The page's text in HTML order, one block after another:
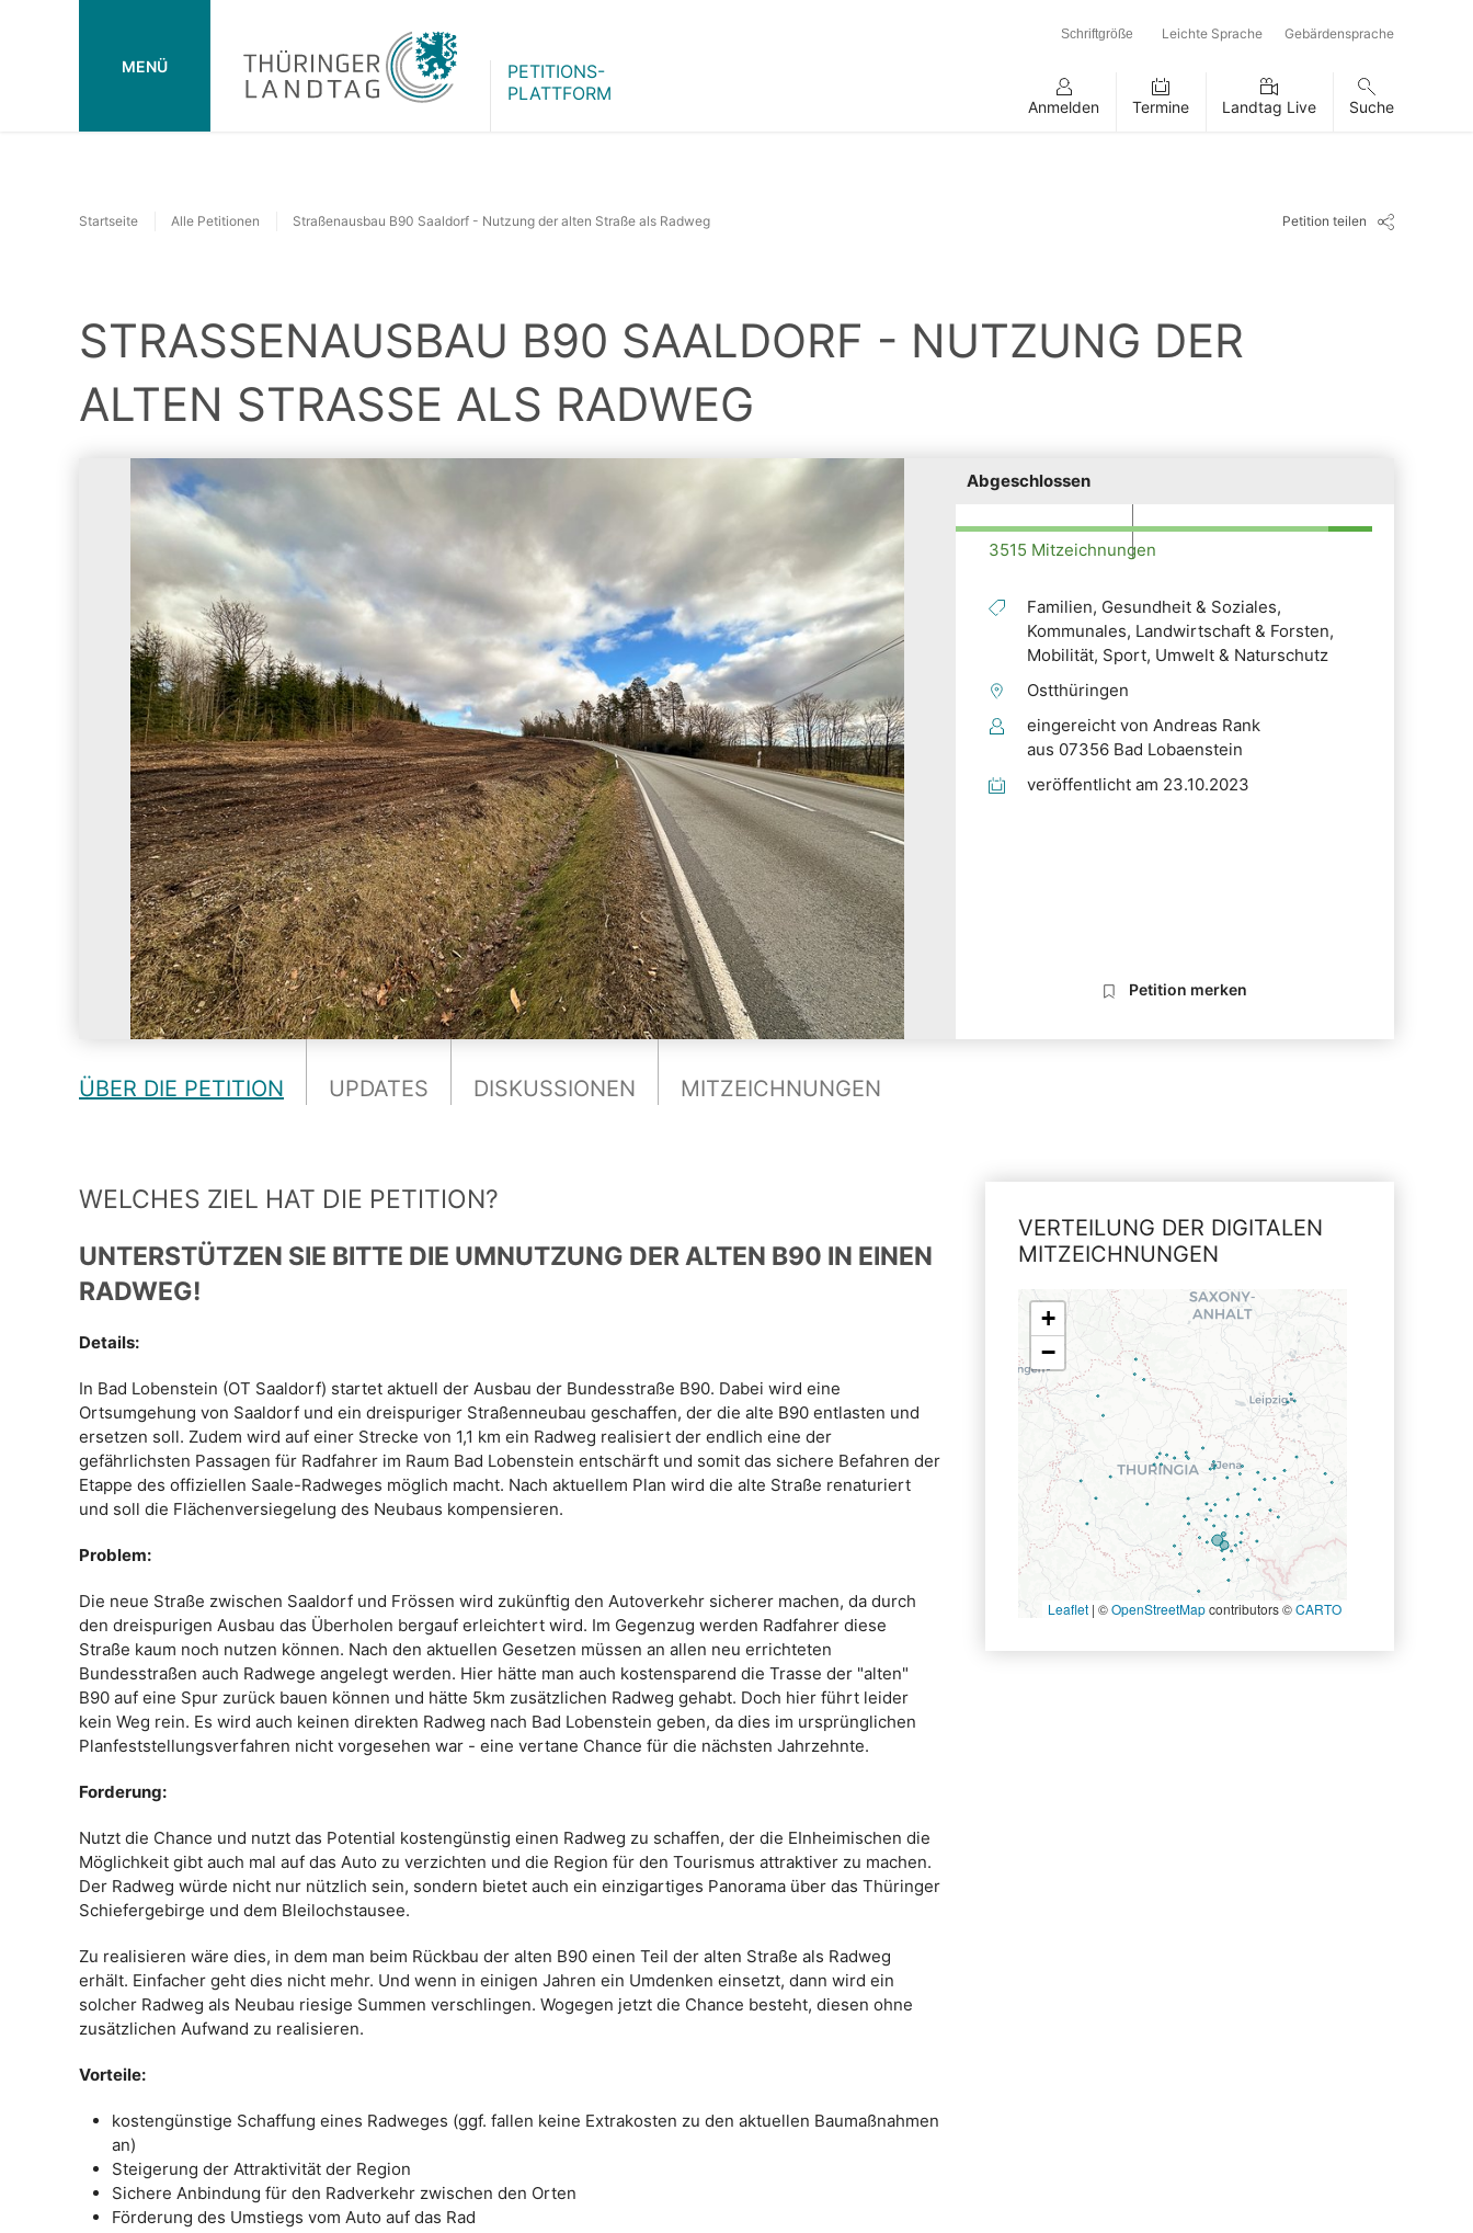
MENÜ
PETITIONS-
PLATTFORM
Schriftgröße Leichte Sprache Gebärdensprache
Anmelden Termine Landtag Live Suche
Startseite Alle Petitionen Straßenausbau B90 Saaldorf - Nutzung der alten Straße als Radweg Petition teilen
STRASSENAUSBAU B90 SAALDORF - NUTZUNG DER A
LTEN STRASSE ALS RADWEG
Abgeschlossen
3515 Mitzeichnungen
Familien, Gesundheit & Soziales,
Kommunales, Landwirtschaft & Forsten,
Mobilität, Sport, Umwelt & Naturschutz
Ostthüringen
eingereicht von Andreas Rank
aus 07356 Bad Lobaenstein
veröffentlicht am 23.10.2023
Petition merken
ÜBER DIE PETITION UPDATES DISKUSSIONEN MITZEICHNUNGEN
WELCHES ZIEL HAT DIE PETITION?
UNTERSTÜTZEN SIE BITTE DIE UMNUTZUNG DER ALTEN B90 IN EINEN
RADWEG!
Details:
In Bad Lobenstein (OT Saaldorf) startet aktuell der Ausbau der Bundesstraße B90. Dabei wird eine
Ortsumgehung von Saaldorf und ein dreispuriger Straßenneubau geschaffen, der die alte B90 entlasten und
ersetzen soll. Zudem wird auf einer Strecke von 1,1 km ein Radweg realisiert der endlich eine der
gefährlichsten Passagen für Radfahrer im Raum Bad Lobenstein entschärft und somit das sichere Befahren der
Etappe des offiziellen Saale-Radweges möglich macht. Nach aktuellem Plan wird die alte Straße renaturiert
und soll die Flächenversiegelung des Neubaus kompensieren.
Problem:
Die neue Straße zwischen Saaldorf und Frössen wird zukünftig den Autoverkehr sicherer machen, da durch
den dreispurigen Ausbau das Überholen bergauf erleichtert wird. Im Gegenzug werden Radfahrer diese
Straße kaum noch nutzen können. Nach den aktuellen Gesetzen müssen an allen neu errichteten
Bundesstraßen auch Radwege angelegt werden. Hier hätte man auch kostensparend die Trasse der "alten"
B90 auf eine Spur zurück bauen können und hätte 5km zusätzlichen Radweg gehabt. Doch hier führt leider
kein Weg rein. Es wird auch keinen direkten Radweg nach Bad Lobenstein geben, da dies im ursprünglichen
Planfeststellungsverfahren nicht vorgesehen war - eine vertane Chance für die nächsten Jahrzehnte.
Forderung:
Nutzt die Chance und nutzt das Potential kostengünstig einen Radweg zu schaffen, der die EInheimischen die
Möglichkeit gibt auch mal auf das Auto zu verzichten und die Region für den Tourismus attraktiver zu machen.
Der Radweg würde nicht nur nützlich sein, sondern bietet auch ein einzigartiges Panorama über das Thüringer
Schiefergebirge und dem Bleilochstausee.
Zu realisieren wäre dies, in dem man beim Rückbau der alten B90 einen Teil der alten Straße als Radweg
erhält. Einfacher geht dies nicht mehr. Und wenn in einigen Jahren ein Umdenken einsetzt, dann wird ein
solcher Radweg als Neubau riesige Summen verschlingen. Wogegen jetzt die Chance besteht, diesen ohne
zusätzlichen Aufwand zu realisieren.
Vorteile:
kostengünstige Schaffung eines Radweges (ggf. fallen keine Extrakosten zu den aktuellen Baumaßnahmen
an)
Steigerung der Attraktivität der Region
Sichere Anbindung für den Radverkehr zwischen den Orten
Förderung des Umstiegs vom Auto auf das Rad
VERTEILUNG DER DIGITALEN
MITZEICHNUNGEN
+
−
Leaflet | ©OpenStreetMapcontributors ©CARTO